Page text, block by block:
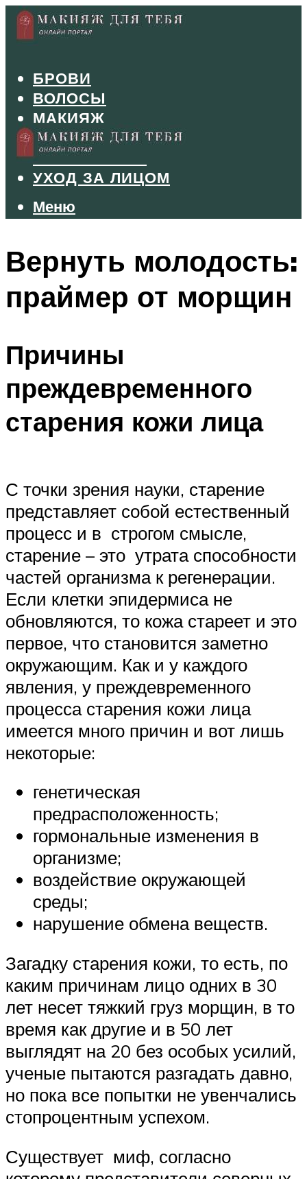
БРОВИ
ВОЛОСЫ
МАКИЯЖ
МАНИКЮР
ТУШЬ И ТЕНИ
УХОД ЗА ЛИЦОМ
Меню
Меню
Вернуть молодость:
праймер от морщин
Причины
преждевременного
старения кожи лица
С точки зрения науки, старение
представляет собой естественный
процесс и в строгом смысле,
старение – это утрата способности
частей организма к регенерации.
Если клетки эпидермиса не
обновляются, то кожа стареет и это
первое, что становится заметно
окружающим. Как и у каждого
явления, у преждевременного
процесса старения кожи лица
имеется много причин и вот лишь
некоторые:
генетическая
предрасположенность;
гормональные изменения в
организме;
воздействие окружающей
среды;
нарушение обмена веществ.
Загадку старения кожи, то есть, по
каким причинам лицо одних в 30
лет несет тяжкий груз морщин, в то
время как другие и в 50 лет
выглядят на 20 без особых усилий,
ученые пытаются разгадать давно,
но пока все попытки не увенчались
стопроцентным успехом.
Существует миф, согласно